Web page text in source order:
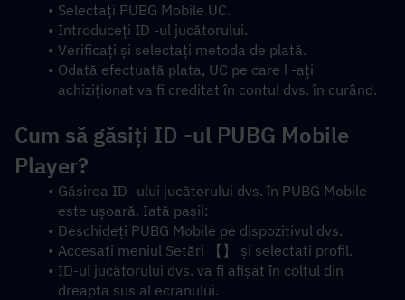
Selectați PUBG Mobile UC.
Introduceți ID -ul jucătorului.
Verificați și selectați metoda de plată.
Odată efectuată plata, UC pe care l -ați
achiziționat va fi creditat în contul dvs. în curând.
Cum să găsiți ID -ul PUBG Mobile
Player?
Găsirea ID -ului jucătorului dvs. în PUBG Mobile
este ușoară. Iată pașii:
Deschideți PUBG Mobile pe dispozitivul dvs.
Accesați meniul Setări 【】 și selectați profil.
ID-ul jucătorului dvs. va fi afișat în colțul din
dreapta sus al ecranului.